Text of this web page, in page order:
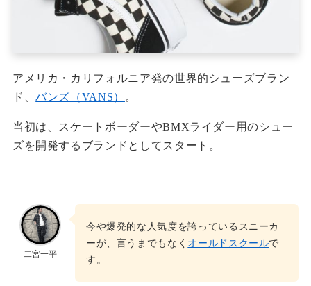
アメリカ・カリフォルニア発の世界的シューズブラン
ド、バンズ（VANS） 。
当初は、スケートボーダーやBMXライダー用のシュー
ズを開発するブランドとしてスタート。
二宮一平
今や爆発的な人気度を誇っているスニーカ
ーが、言うまでもなく オールドスクールで
す。